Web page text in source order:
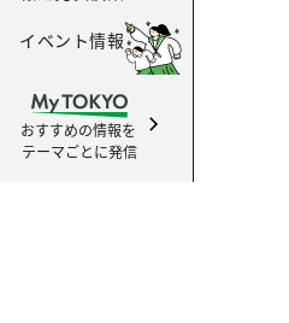
イベント情報
おすすめの情報を
テーマごとに発信